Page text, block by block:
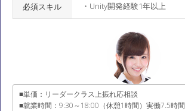
必須スキル ・Unity開発経験1年以上
■単価：リーダークラス上振れ応相談
■就業時間：9:30～18:00（休憩1時間）実働7.5時間